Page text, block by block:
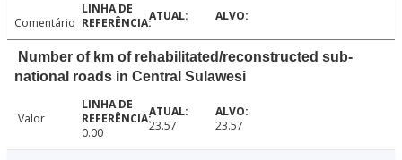
Comentário
Number of km of rehabilitated/reconstructed sub-
national roads in Central Sulawesi
Valor
0.00
23.57 23.57